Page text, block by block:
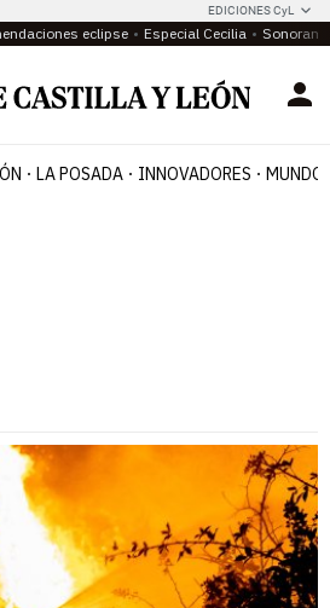
EDICIONES CyL
eclipse Especial Cecilia
LA POSADA INNOVADORES MUNDO